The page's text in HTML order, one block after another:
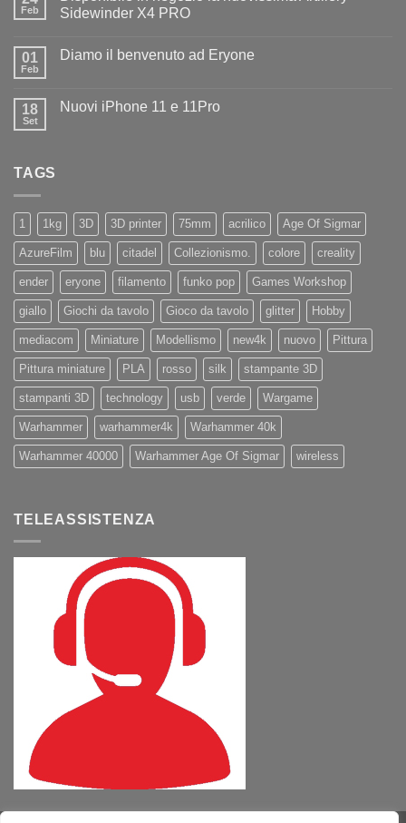
il
benvenuto
Feb
Sidewinder X4 PRO
su
la
nuovissima
01
Feb
Diamo il benvenuto ad Eryone
Diamo
18
Set
Nuovi iPhone 11 e 11Pro
TAGS
1 1kg 3D 3D printer 75mm acrilico Age Of Sigmar
AzureFilm blu citadel Collezionismo. colore creality
ender eryone filamento funko pop Games Workshop
giallo Giochi da tavolo Gioco da tavolo glitter Hobby
mediacom Miniature Modellismo new4k nuovo Pittura
Pittura miniature PLA rosso silk stampante 3D
stampanti 3D technology usb verde Wargame
Warhammer warhammer4k Warhammer 40k
Warhammer 40000 Warhammer Age Of Sigmar wireless
TELEASSISTENZA